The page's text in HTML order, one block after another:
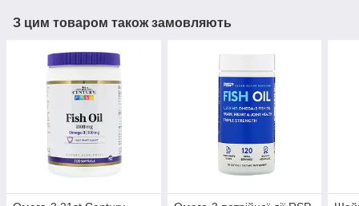
З цим товаром також замовляють